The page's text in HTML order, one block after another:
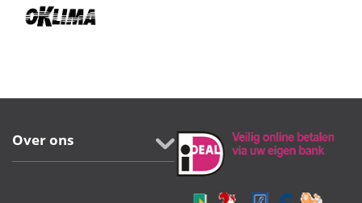
Over ons